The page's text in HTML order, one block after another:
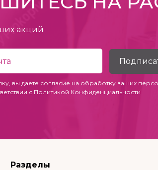
акций
вы даете согласие на обработку ваших
с Политикой Конфиденциальности
Разделы